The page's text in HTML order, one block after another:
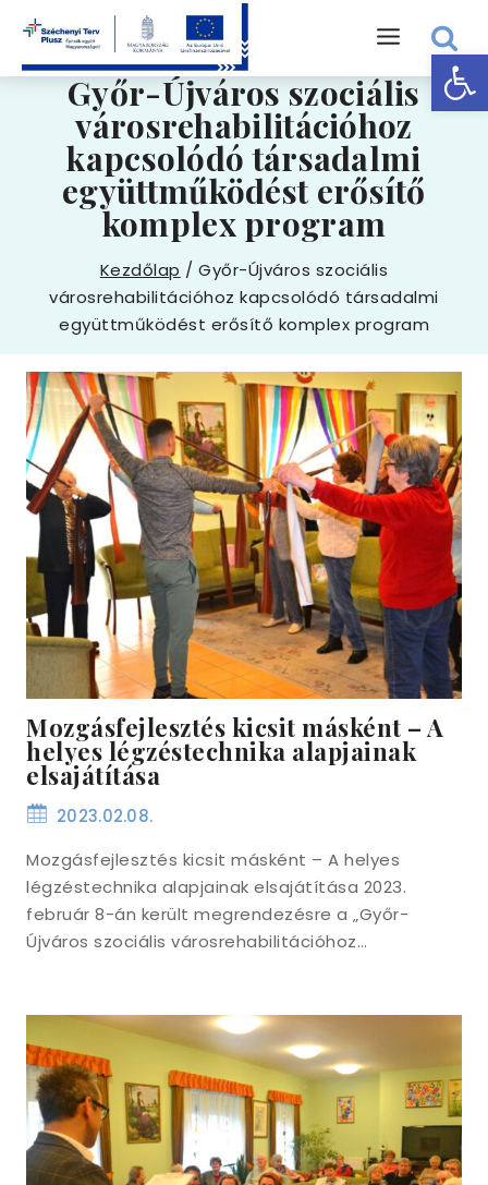
content
Győr-Újváros szociális
városrehabilitációhoz
kapcsolódó társadalmi
együttműködést erősítő
komplex program
Kezdőlap / Győr-Újváros szociális
városrehabilitációhoz kapcsolódó társadalmi
együttműködést erősítő komplex program
Mozgásfejlesztés kicsit másként – A
helyes légzéstechnika alapjainak
elsajátítása
2023.02.08.
Mozgásfejlesztés kicsit másként – A helyes
légzéstechnika alapjainak elsajátítása 2023.
február 8-án került megrendezésre a „Győr-
Újváros szociális városrehabilitációhoz…